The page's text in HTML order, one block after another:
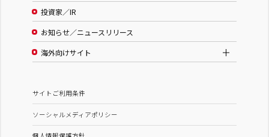
投資家／IR
お知らせ／ニュースリリース
海外向けサイト
サイトご利用条件
ソーシャルメディアポリシー